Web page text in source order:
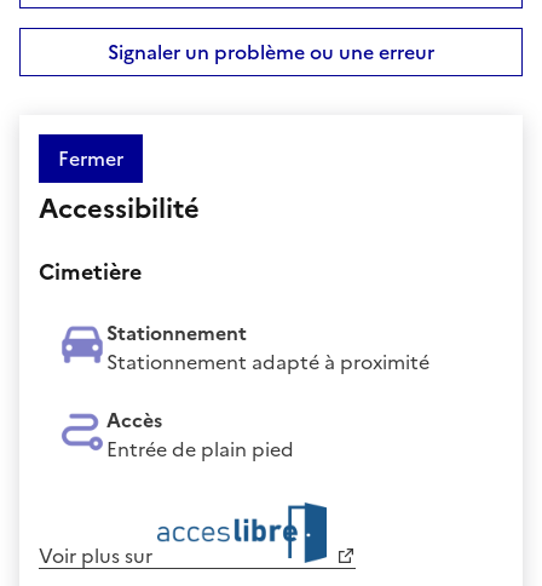
Signaler un problème ou une erreur
Fermer
Accessibilité
Cimetière
Stationnement
Stationnement adapté à proximité
Accès
Entrée de plain pied
Voir plus sur